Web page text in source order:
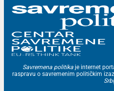
Savremena politika je internet
raspravu o savremenim političkim